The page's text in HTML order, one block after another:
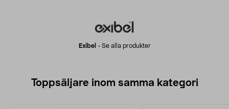
Exibel - Se alla produkter
Toppsäljare inom samma kategori